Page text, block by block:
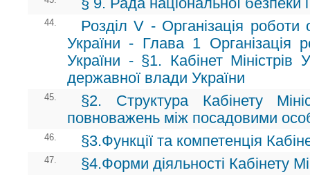
44.
Розділ V - Організація роботи
України - Глава 1 Організація
України - §1. Кабінет Міністрів
державної влади України
45.
§2. Структура Кабінету
повноважень між посадовими
46. §3.Функції та компетенція
47. §4.Форми діяльності Кабінету